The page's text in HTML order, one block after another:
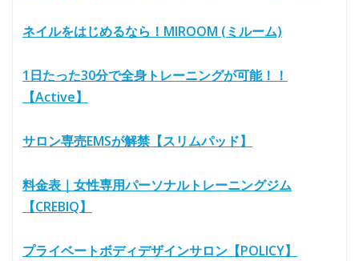
ネイルをはじめるなら！MIROOM (ミルーム)
1日たった30分で全身トレーニングが可能！！
【Active】
サロン専売EMSが解禁【スリムパッド】
料金表｜女性専用パーソナルトレーニングジム
【CREBIQ】
プライベートボディデザインサロン【POLICY】